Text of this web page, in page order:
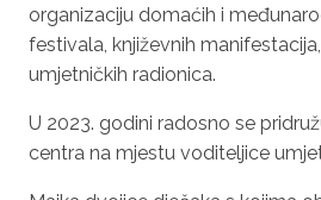
organizaciju domaćih i
festivala, književnih
umjetničkih radionica.
U 2023. godini radosno se
centra na mjestu voditeljice